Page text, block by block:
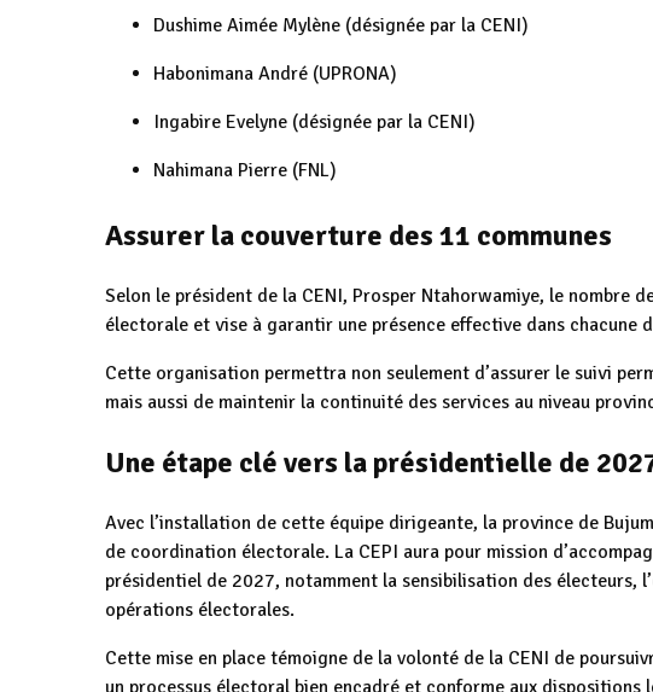
Dushime Aimée Mylène (désignée par la CENI)
Habonimana André (UPRONA)
Ingabire Evelyne (désignée par la CENI)
Nahimana Pierre (FNL)
Assurer la couverture des 11 communes
Selon le président de la CENI, Prosper Ntahorwamiye, le nombre
électorale et vise à garantir une présence effective dans chacune
Cette organisation permettra non seulement d’assurer le suivi
mais aussi de maintenir la continuité des services au niveau
Une étape clé vers la présidentielle de
Avec l’installation de cette équipe dirigeante, la province de
de coordination électorale. La CEPI aura pour mission
présidentiel de 2027, notamment la sensibilisation des électeurs,
opérations électorales.
Cette mise en place témoigne de la volonté de la CENI de